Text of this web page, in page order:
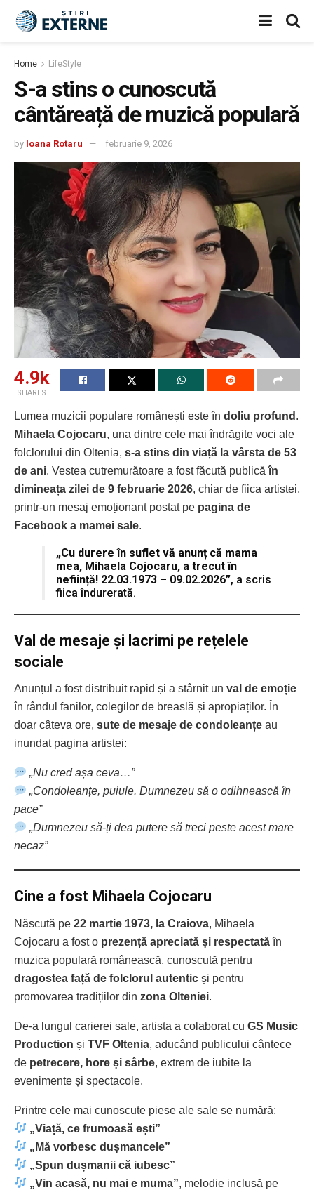
Home LifeStyle
S-a stins o cunoscută
cântăreață de muzică populară
by Ioana Rotaru februarie 9, 2026
4.9k
SHARES
Lumea muzicii populare românești este în doliu profund .
Mihaela Cojocaru, una dintre cele mai îndrăgite voci ale
folclorului din Oltenia, s-a stins din viață la vârsta de 53
de ani. Vestea cutremurătoare a fost făcută publicăîn
dimineața zilei de 9 februarie 2026, chiar de fiica artistei,
printr-un mesaj emoționant postat pe pagina de
Facebook a mamei sale.
„Cu durere în suflet vă anunț că mama
mea, Mihaela Cojocaru, a trecut în
neființă! 22.03.1973 – 09.02.2026”, a scris
fiica îndurerată.
Val de mesaje și lacrimi pe rețelele
sociale
Anunțul a fost distribuit rapid și a stârnit un val de emoție
în rândul fanilor, colegilor de breaslă și apropiaților. În
doar câteva ore, sute de mesaje de condoleanțe au
inundat pagina artistei:
„Nu cred așa ceva…”
„Condoleanțe, puiule. Dumnezeu să o odihnească în
pace”
„Dumnezeu să-ți dea putere să treci peste acest mare
necaz”
Cine a fost Mihaela Cojocaru
Născută pe 22 martie 1973, la Craiova, Mihaela
Cojocaru a fost o prezență apreciată și respectatăîn
muzica populară românească, cunoscută pentru
dragostea față de folclorul autentic și pentru
promovarea tradițiilor din zona Olteniei.
De-a lungul carierei sale, artista a colaborat cu GS Music
Production și TVF Oltenia, aducând publicului cântece
de petrecere, hore și sârbe, extrem de iubite la
evenimente și spectacole.
Printre cele mai cunoscute piese ale sale se numără:
„Viață, ce frumoasă ești”
„Mă vorbesc dușmancele”
„Spun dușmanii că iubesc”
„Vin acasă, nu mai e muma”, melodie inclusă pe